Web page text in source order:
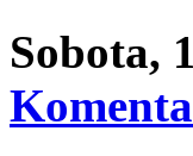
Sobota,